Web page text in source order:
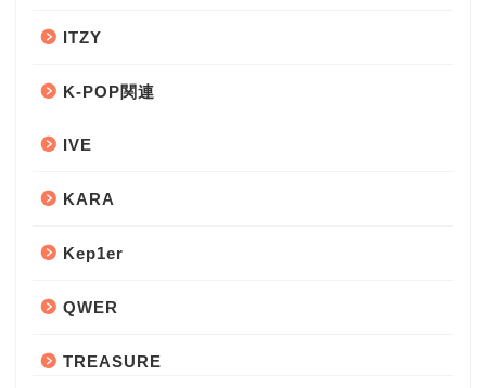
ITZY
K-POP関連
IVE
KARA
Kep1er
QWER
TREASURE